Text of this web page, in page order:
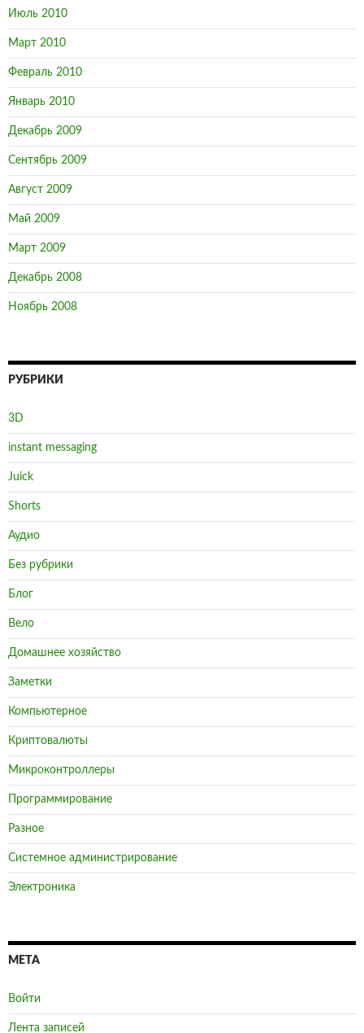
Июль 2010
Март 2010
Февраль 2010
Январь 2010
Декабрь 2009
Сентябрь 2009
Август 2009
Май 2009
Март 2009
Декабрь 2008
Ноябрь 2008
РУБРИКИ
3D
instant messaging
Juick
Shorts
Аудио
Без рубрики
Блог
Вело
Домашнее хозяйство
Заметки
Компьютерное
Криптовалюты
Микроконтроллеры
Программирование
Разное
Системное администрирование
Электроника
МЕТА
Войти
Лента записей